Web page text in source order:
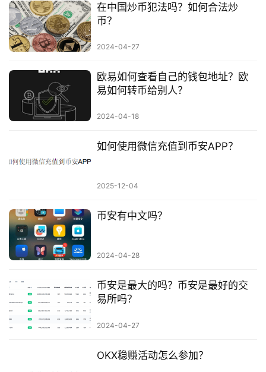
在中国炒币犯法吗？如何合法炒
币？
2024-04-27
欧易如何查看自己的钱包地址？欧
易如何转币给别人？
2024-04-18
如何使用微信充值到币安APP？
2025-12-04
币安有中文吗？
2024-04-28
币安是最大的吗？币安是最好的交
易所吗？
2024-04-27
OKX稳赚活动怎么参加？